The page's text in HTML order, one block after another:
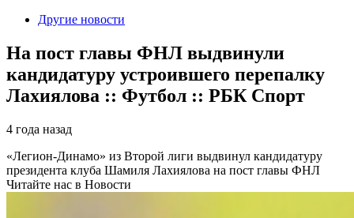
Другие новости
На пост главы ФНЛ выдвинули
кандидатуру устроившего перепалку
Лахиялова :: Футбол :: РБК Спорт
4 года назад
«Легион-Динамо» из Второй лиги выдвинул кандидатуру
президента клуба Шамиля Лахиялова на пост главы ФНЛ
Читайте нас в Новости